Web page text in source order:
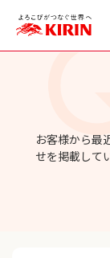
お客様から最
せを掲載して